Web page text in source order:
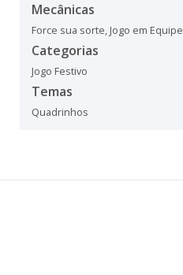
Mecânicas
Force sua sorte, Jogo em Equipe
Categorias
Jogo Festivo
Temas
Quadrinhos